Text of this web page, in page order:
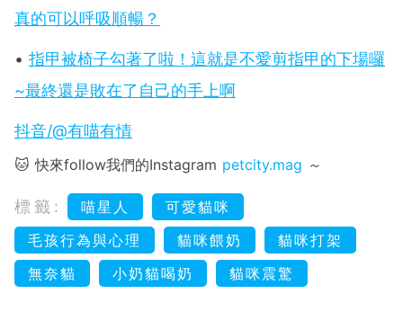
真的可以呼吸順暢？
• 指甲被椅子勾著了啦！這就是不愛剪指甲的下場囉
~最終還是敗在了自己的手上啊
抖音/@有喵有情
🐱 快來follow我們的Instagram petcity.mag ～
標籤: 喵星人
可愛貓咪
毛孩行為與心理
貓咪餵奶
貓咪打架
無奈貓
小奶貓喝奶 貓咪震驚